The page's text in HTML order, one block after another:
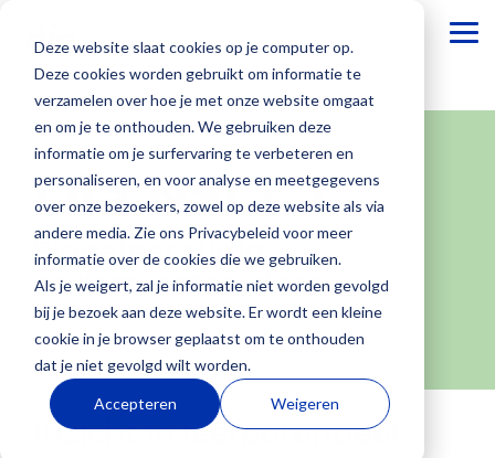
Deze website slaat cookies op je computer op.
Deze cookies worden gebruikt om informatie te
verzamelen over hoe je met onze website omgaat
en om je te onthouden. We gebruiken deze
informatie om je surfervaring te verbeteren en
personaliseren, en voor analyse en meetgegevens
over onze bezoekers, zowel op deze website als via
andere media. Zie ons Privacybeleid voor meer
informatie over de cookies die we gebruiken.
Als je weigert, zal je informatie niet worden gevolgd
bij je bezoek aan deze website. Er wordt een kleine
cookie in je browser geplaatst om te onthouden
dat je niet gevolgd wilt worden.
Accepteren Weigeren
Basisonderwijs
Elke dag zie
je jouw
leerlingen
groeien. Bij
Dia begrijpen
we hoe
Voortgezet
Onderwijs
Onderwijs
draait niet
alleen om
resultaten
en cijfers,
Als bestuur
wil je inzicht
in
individuele
leerlinge
Basisonderwijs
Dia Groeiwijzer
Dia LVS
Dia Doorstroomtoets
Dia NSCCT
Voortgezet
onderwijs
Dia Groeiwijzer
Dia LVS
Dia NSCCT
Dia Academie
Dia
Academie
Bij Dia
Academie
ondersteunen
onze Dia-
adviseurs
jouw school
met
verschillende
trainingen.
Of je nu net
Webinars
Altijd op de
hoogte
blijven van
de laatste
ontwikkelingen?
Wij
organiseren
regelmatig
webinars
voor
onderwijsprofessionals
blogs
Onze
mensen
staan met
in de
Onze kennis
delen we
graag met je.
Over ons
Wij zijn
ontwikkelaar
en uitgever
van het
adaptieve Dia
leerlingvolgsysteem,
Werken
bij Dia
Bij Dia
werken we
met zo’n 40
enthousiaste
collega’s aan
vragen
Je vindt hier
antwoorden
veelgestelde
vragen van
Dia NSCCT
Signaleer tijdig
onderpresteerders
Inzicht in leerpotentieel